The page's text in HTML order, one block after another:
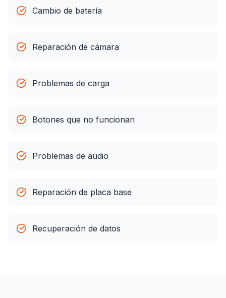
Cambio de batería
Reparación de cámara
Problemas de carga
Botones que no funcionan
Problemas de audio
Reparación de placa base
Recuperación de datos